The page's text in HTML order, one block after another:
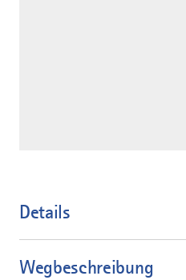
Details
Wegbeschreibung